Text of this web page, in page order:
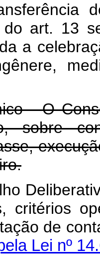
art. 13
a
- O
sobre
critérios
de
Lei nº